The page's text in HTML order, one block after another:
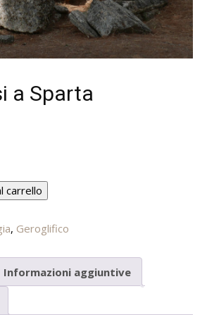
a Sparta
carrello
, Geroglifico
Informazioni aggiuntive